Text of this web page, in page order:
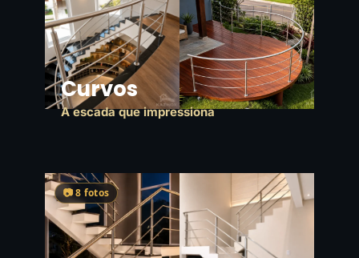
Curvos
A escada que impressiona
📷 8 fotos